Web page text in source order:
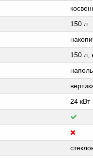
150 л
150 л,
24 кВт